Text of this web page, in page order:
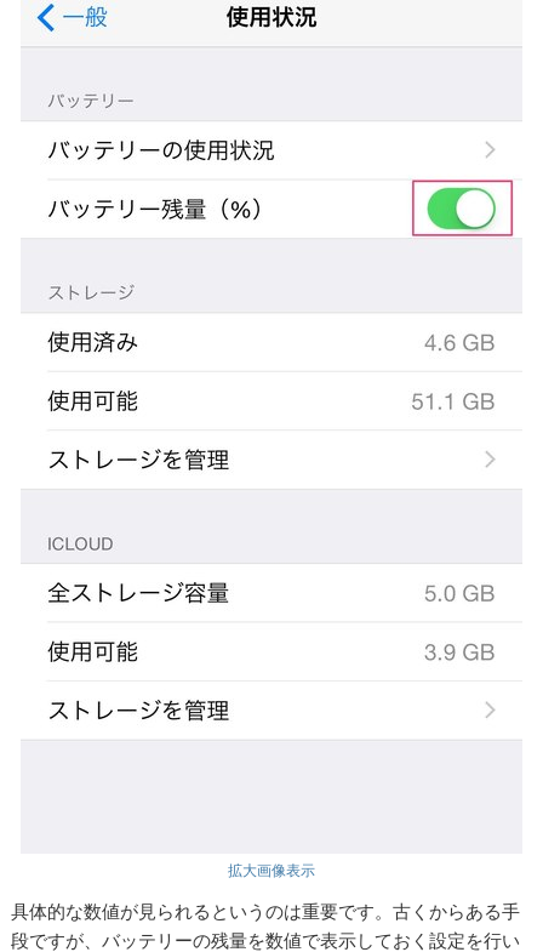
拡大画像表示
具体的な数値が見られるというのは重要です。古くからある手
段ですが、バッテリーの残量を数値で表示しておく設定を行い